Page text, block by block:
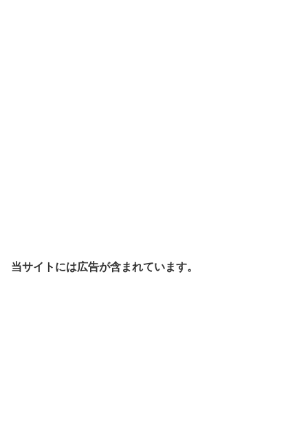
当サイトには広告が含まれています。